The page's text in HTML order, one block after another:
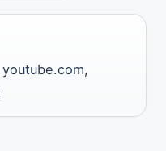
youtube.com,